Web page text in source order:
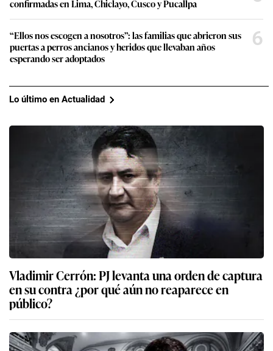
confirmadas en Lima, Chiclayo, Cusco y Pucallpa
“Ellos nos escogen a nosotros”: las familias que abrieron sus
puertas a perros ancianos y heridos que llevaban años
esperando ser adoptados
6
Lo último en Actualidad
Vladimir Cerrón: PJ levanta una orden de captura
en su contra ¿por qué aún no reaparece en
público?